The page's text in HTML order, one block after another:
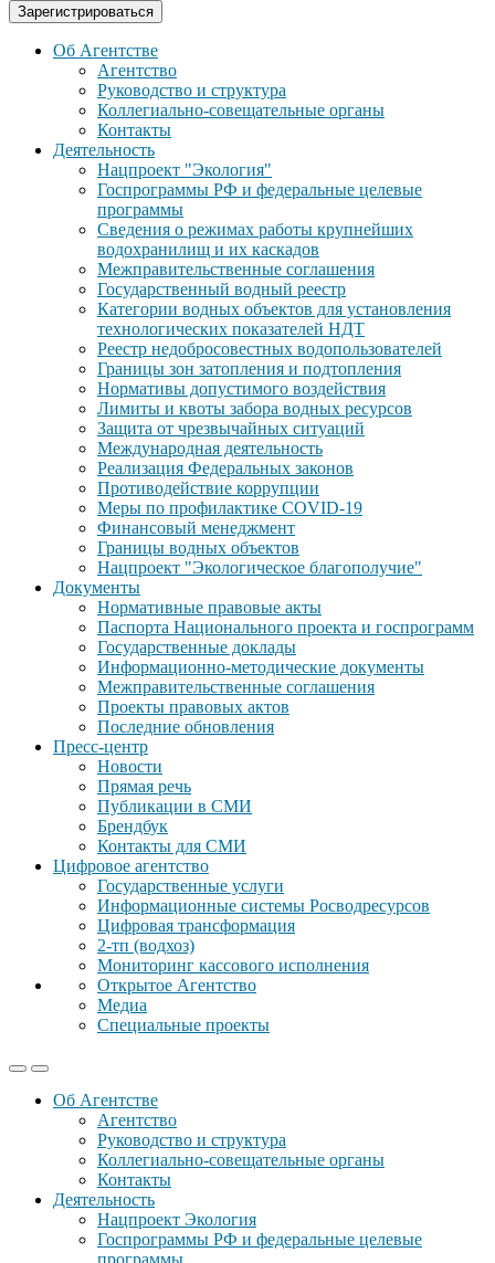
Зарегистрироваться
Об Агентстве
Агентство
Руководство и структура
Коллегиально-совещательные органы
Контакты
Деятельность
Нацпроект "Экология"
Госпрограммы РФ и федеральные целевые
программы
Сведения о режимах работы крупнейших
водохранилищ и их каскадов
Межправительственные соглашения
Государственный водный реестр
Категории водных объектов для установления
технологических показателей НДТ
Реестр недобросовестных водопользователей
Границы зон затопления и подтопления
Нормативы допустимого воздействия
Лимиты и квоты забора водных ресурсов
Защита от чрезвычайных ситуаций
Международная деятельность
Реализация Федеральных законов
Противодействие коррупции
Меры по профилактике COVID-19
Финансовый менеджмент
Границы водных объектов
Нацпроект "Экологическое благополучие"
Документы
Нормативные правовые акты
Паспорта Национального проекта и госпрограмм
Государственные доклады
Информационно-методические документы
Межправительственные соглашения
Проекты правовых актов
Последние обновления
Пресс-центр
Новости
Прямая речь
Публикации в СМИ
Брендбук
Контакты для СМИ
Цифровое агентство
Государственные услуги
Информационные системы Росводресурсов
Цифровая трансформация
2-тп (водхоз)
Мониторинг кассового исполнения
Открытое Агентство
Медиа
Специальные проекты
Об Агентстве
Агентство
Руководство и структура
Коллегиально-совещательные органы
Контакты
Деятельность
Нацпроект Экология
Госпрограммы РФ и федеральные целевые
программы